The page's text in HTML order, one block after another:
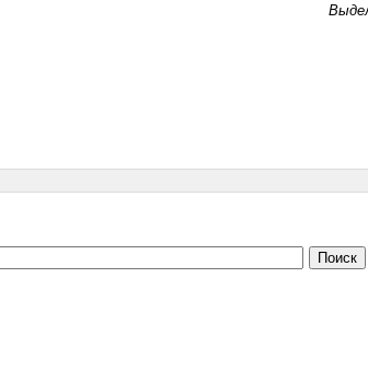
Поиск